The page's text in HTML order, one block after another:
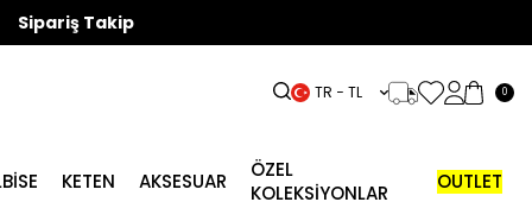
Sipariş Takip
TR − TL 0
KETEN AKSESUAR
ÖZEL
KOLEKSİYONLAR
OUTLET